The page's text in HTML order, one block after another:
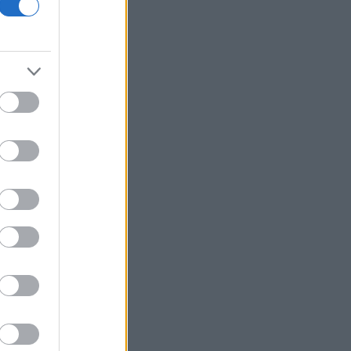
Ρωσία
Εσπριέγια ορκίστηκε πρόεδρος της
Υπ. Εργασίας: Ο «χάρτης» των
πληρωμών από e-ΕΦΚΑ, ΔΥΠΑ για την
Health Monitoring: Η εθνική υποδομή
για αξιοποίηση δεδομένων υγείας
ΟΗΕ: Προειδοποιεί ότι υπάρχει
κίνδυνος ανανέωσης μιας μεγάλης
κλίμακας σύγκρουσης στην Υεμένη
τροπικού δάσους του Αμαζονίου
trading κατά πρώην στελέχους του
κλάδου υγείας που έλαβε χάρη από